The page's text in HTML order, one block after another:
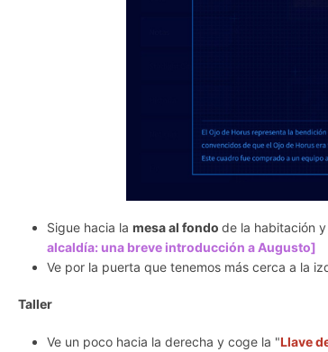
Sigue hacia lamesa al fondode la habitación
alcaldía: una breve introducción a Augusto]
Ve por la puerta que tenemos más cerca a la
Taller
Ve un poco hacia la derecha y coge la "Llave